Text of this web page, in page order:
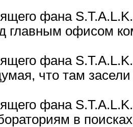
фана
главным офисом
фана
что там
фана
в